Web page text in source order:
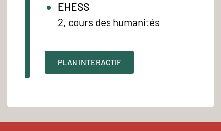
EHESS
2, cours des humanités
PLAN INTERACTIF